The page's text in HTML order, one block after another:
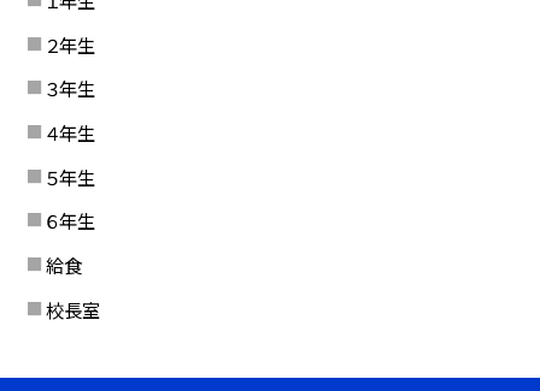
２年生
３年生
４年生
５年生
６年生
給食
校長室